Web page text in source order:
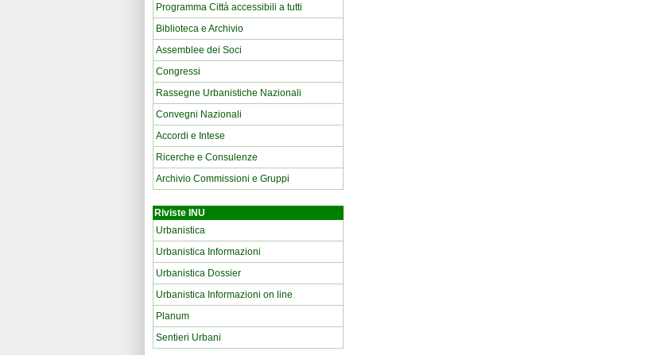
Programma Città accessibili a tutti
Biblioteca e Archivio
Assemblee dei Soci
Congressi
Rassegne Urbanistiche Nazionali
Convegni Nazionali
Accordi e Intese
Ricerche e Consulenze
Archivio Commissioni e Gruppi
Riviste INU
Urbanistica
Urbanistica Informazioni
Urbanistica Dossier
Urbanistica Informazioni on line
Planum
Sentieri Urbani